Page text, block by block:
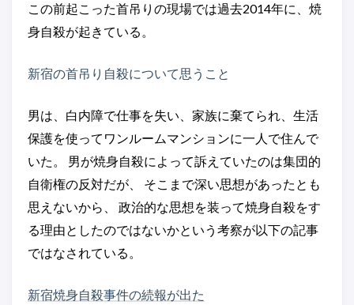
この前起こった首吊りの現場では過去2014年に、焼
身自殺が起きている。
新宿の首吊り自殺について思うこと
男は、白内障で仕事を失い、家族に棄てられ、生活
保護を使ってワンルームマンションに一人で住んで
いた。 男が焼身自殺によって訴えていたのは集団的
自衛権の反対だが、 そこまで深い思想があったとも
思えないから、 政治的な思想を装って焼身自殺をす
る理由としたのではないかという考察が以下の記事
ではなされている。
新宿焼身自殺事件の続報が出た